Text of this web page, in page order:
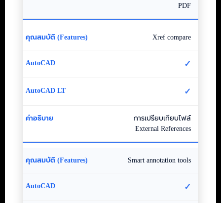
PDF
Xref compare
✓
✓
การเปรียบเทียบไฟล์
External References
Smart annotation tools
✓